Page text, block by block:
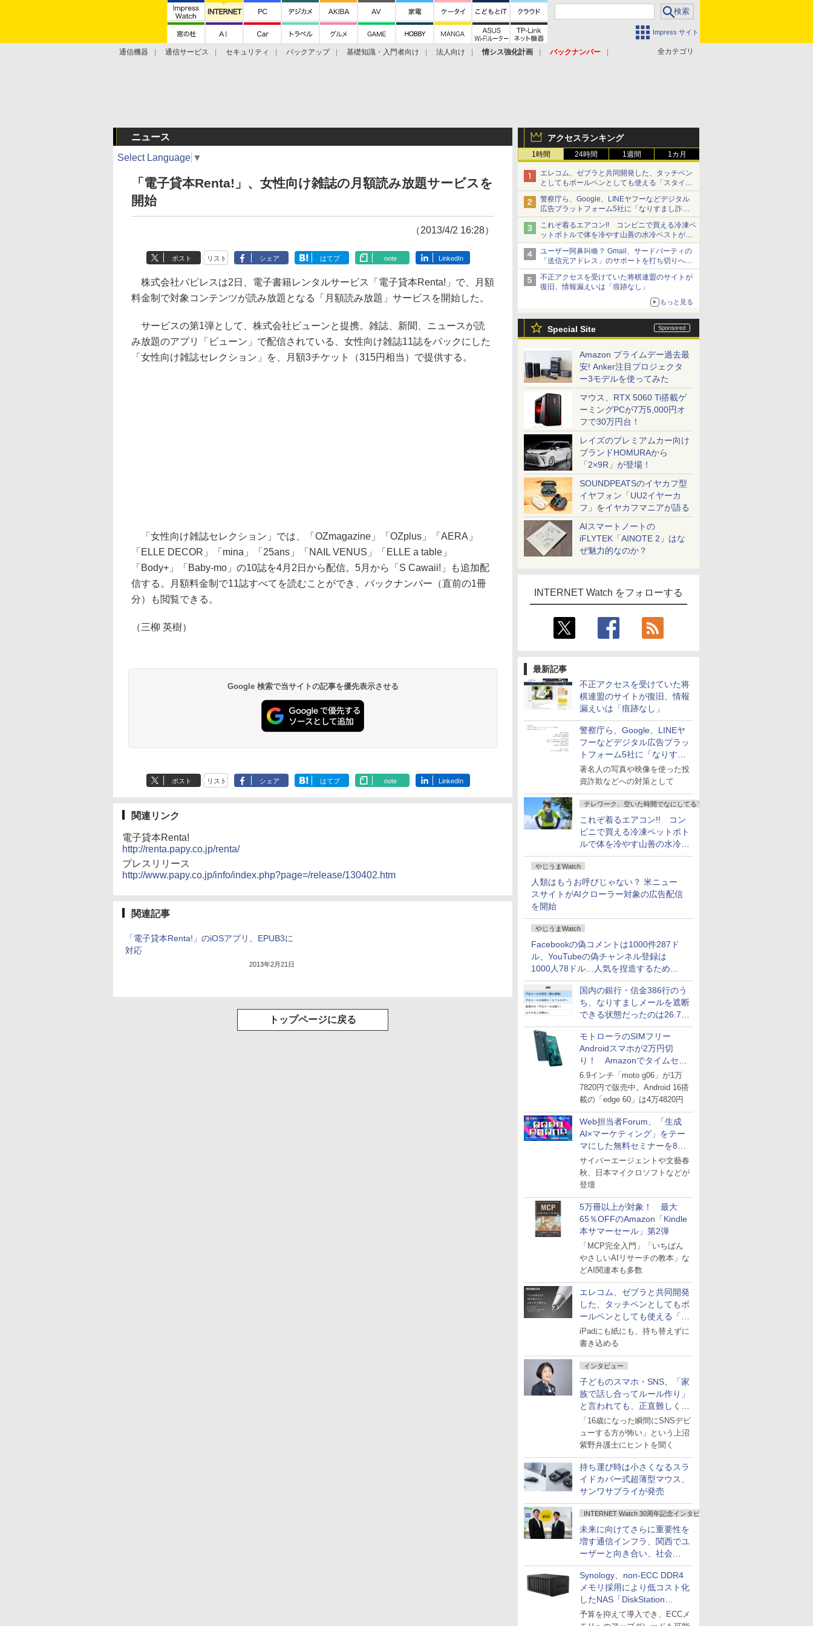
Impress サイト
全カテゴリ
通信機器 通信サービス セキュリティ バックアップ 基礎知識・入門者向け 法人向け 情シス強化計画
バックナンバー
アクセスランキング
1時間 24時間 1週間 1カ月
エレコム、ゼブラと共同開発した、タッチペン
としてもボールペンとしても使える「スタイラ
スツーウェイ」発売 iPadにも紙にも、持ち替
えずに書き込める
警察庁ら、Google、LINEヤフーなどデジタル
広告プラットフォーム5社に「なりすまし詐欺
広告」対策強化を要請 著名人の写真や映像を
使った投資詐欺などへの対策として
これぞ着るエアコン!! コンビニで買える冷凍ペ
ットボトルで体を冷やす山善の水冷ベストがロ
ードバイクにちょうどいい【ぼっち・ざ・ろー
ど！その14】【空いた時間でなにしてる？】
ユーザー阿鼻叫喚？ Gmail、サードパーティの
「送信元アドレス」のサポートを打ち切りへ
【やじうまWatch】
不正アクセスを受けていた将棋連盟のサイトが
復旧、情報漏えいは「痕跡なし」
もっと見る
Special Site
Amazon プライムデー過去最
安! Anker注目プロジェクタ
ー3モデルを使ってみた
マウス、RTX 5060 Ti搭載ゲ
ーミングPCが7万5,000円オ
フで30万円台！
レイズのプレミアムカー向け
ブランドHOMURAから
「2×9R」が登場！
SOUNDPEATSのイヤカフ型
イヤフォン「UU2イヤーカ
フ」をイヤカフマニアが語る
AIスマートノートの
iFLYTEK「AINOTE 2」はな
ぜ魅力的なのか？
INTERNET Watch をフォローする
最新記事
不正アクセスを受けていた将
棋連盟のサイトが復旧、情報
漏えいは「痕跡なし」
警察庁ら、Google、LINEヤ
フーなどデジタル広告プラッ
トフォーム5社に「なりすま
し詐欺広告」対策強化を要請
著名人の写真や映像を使った投
資詐欺などへの対策として
テレワーク、空いた時間でなにしてる？
これぞ着るエアコン!! コン
ビニで買える冷凍ペットボト
ルで体を冷やす山善の水冷ベ
ストがロードバイクにちょう
どいい【ぼっち・ざ・ろー
ど！その14】
やじうまWatch
人類はもうお呼びじゃない？ 米ニュー
スサイトがAIクローラー対象の広告配信
を開始
やじうまWatch
Facebookの偽コメントは1000件287ド
ル、YouTubeの偽チャンネル登録は
1000人78ドル…人気を捏造するための
価格リストが公開中
国内の銀行・信金386行のう
ち、なりすましメールを遮断
できる状態だったのは26.7％
にとどまる～GMOブランド
セキュリティ調査
モトローラのSIMフリー
Androidスマホが2万円切
り！ Amazonでタイムセー
ル
6.9インチ「moto g06」が1万
7820円で販売中。Android 16搭
載の「edge 60」は4万4820円
Web担当者Forum、「生成
AI×マーケティング」をテー
マにした無料セミナーを8月
27日にオンライン開催
サイバーエージェントや文藝春
秋、日本マイクロソフトなどが
登壇
5万冊以上が対象！ 最大
65％OFFのAmazon「Kindle
本サマーセール」第2弾
「MCP完全入門」「いちばん
やさしいAIリサーチの教本」な
どAI関連本も多数
エレコム、ゼブラと共同開発
した、タッチペンとしてもボ
ールペンとしても使える「ス
タイラスツーウェイ」発売
iPadにも紙にも、持ち替えずに
書き込める
インタビュー
子どものスマホ・SNS、「家
族で話し合ってルール作り」
と言われても、正直難しくな
いですか？
「16歳になった瞬間にSNSデビ
ューする方が怖い」という上沼
紫野弁護士にヒントを聞く
持ち運び時は小さくなるスラ
イドカバー式超薄型マウス、
サンワサプライが発売
INTERNET Watch 30周年記念インタビュー
未来に向けてさらに重要性を
増す通信インフラ、関西でユ
ーザーと向き合い、社会
の“あたらしい”を起動し続け
る～オプテージ
Synology、non-ECC DDR4
メモリ採用により低コスト化
したNAS「DiskStation
neo+」シリーズ
予算を抑えて導入でき、ECCメ
ニュース
Select Language ▼
「電子貸本Renta!」、女性向け雑誌の月額読み放題サービスを
開始
（2013/4/2 16:28）
ポスト リスト シェア はてブ note LinkedIn
株式会社パピレスは2日、電子書籍レンタルサービス「電子貸本Renta!」で、月額
料金制で対象コンテンツが読み放題となる「月額読み放題」サービスを開始した。
サービスの第1弾として、株式会社ビューンと提携。雑誌、新聞、ニュースが読
み放題のアプリ「ビューン」で配信されている、女性向け雑誌11誌をパックにした
「女性向け雑誌セレクション」を、月額3チケット（315円相当）で提供する。
「女性向け雑誌セレクション」では、「OZmagazine」「OZplus」「AERA」
「ELLE DECOR」「mina」「25ans」「NAIL VENUS」「ELLE a table」
「Body+」「Baby-mo」の10誌を4月2日から配信。5月から「S Cawaii!」も追加配
信する。月額料金制で11誌すべてを読むことができ、バックナンバー（直前の1冊
分）も閲覧できる。
（三柳 英樹）
Google 検索で当サイトの記事を優先表示させる
ポスト リスト シェア はてブ note LinkedIn
関連リンク
電子貸本Renta!
http://renta.papy.co.jp/renta/
プレスリリース
http://www.papy.co.jp/info/index.php?page=/release/130402.htm
関連記事
「電子貸本Renta!」のiOSアプリ、EPUB3に
対応
2013年2月21日
トップページに戻る